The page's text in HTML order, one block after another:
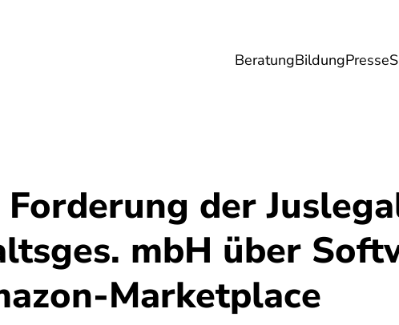
BeratungBildungPresse
Umwelt
der
mbH über
Marketplace